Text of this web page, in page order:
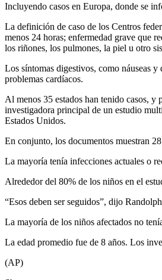
Incluyendo casos en Europa, donde se
La definición de caso de los Centros
menos 24 horas; enfermedad grave que
los riñones, los pulmones, la piel u otro
Los síntomas digestivos, como náuseas
problemas cardíacos.
Al menos 35 estados han tenido casos,
investigadora principal de un estudio
Estados Unidos.
En conjunto, los documentos muestran
La mayoría tenía infecciones actuales o
Alrededor del 80% de los niños en el
“Esos deben ser seguidos”, dijo
La mayoría de los niños afectados no
La edad promedio fue de 8 años. Los
(AP)